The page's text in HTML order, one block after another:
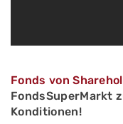
Fonds von
FondsSuperMarkt
Konditionen!